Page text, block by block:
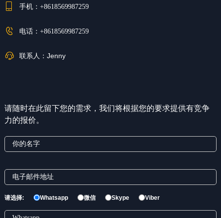
手机： +8618569987259
电话： +8618569987259
联系人： Jenny
请随时在此留下您的需求，我们将根据您的要求提供有竞争
力的报价。
请选择: Whatsapp 微信 Skype Viber